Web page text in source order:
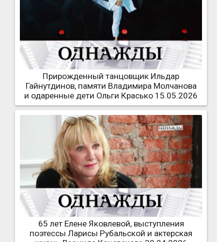
Прирожденный танцовщик Ильдар
Гайнутдинов, памяти Владимира Молчанова
и одаренные дети Ольги Красько 15.05.2026
65 лет Елене Яковлевой, выступления
поэтессы Ларисы Рубальской и актерская